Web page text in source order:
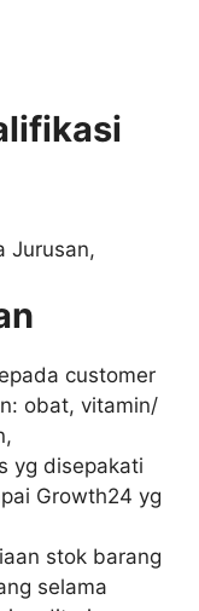
Jurusan,
customer
obat, vitamin/
yg disepakati
Growth24 yg
stok barang
selama